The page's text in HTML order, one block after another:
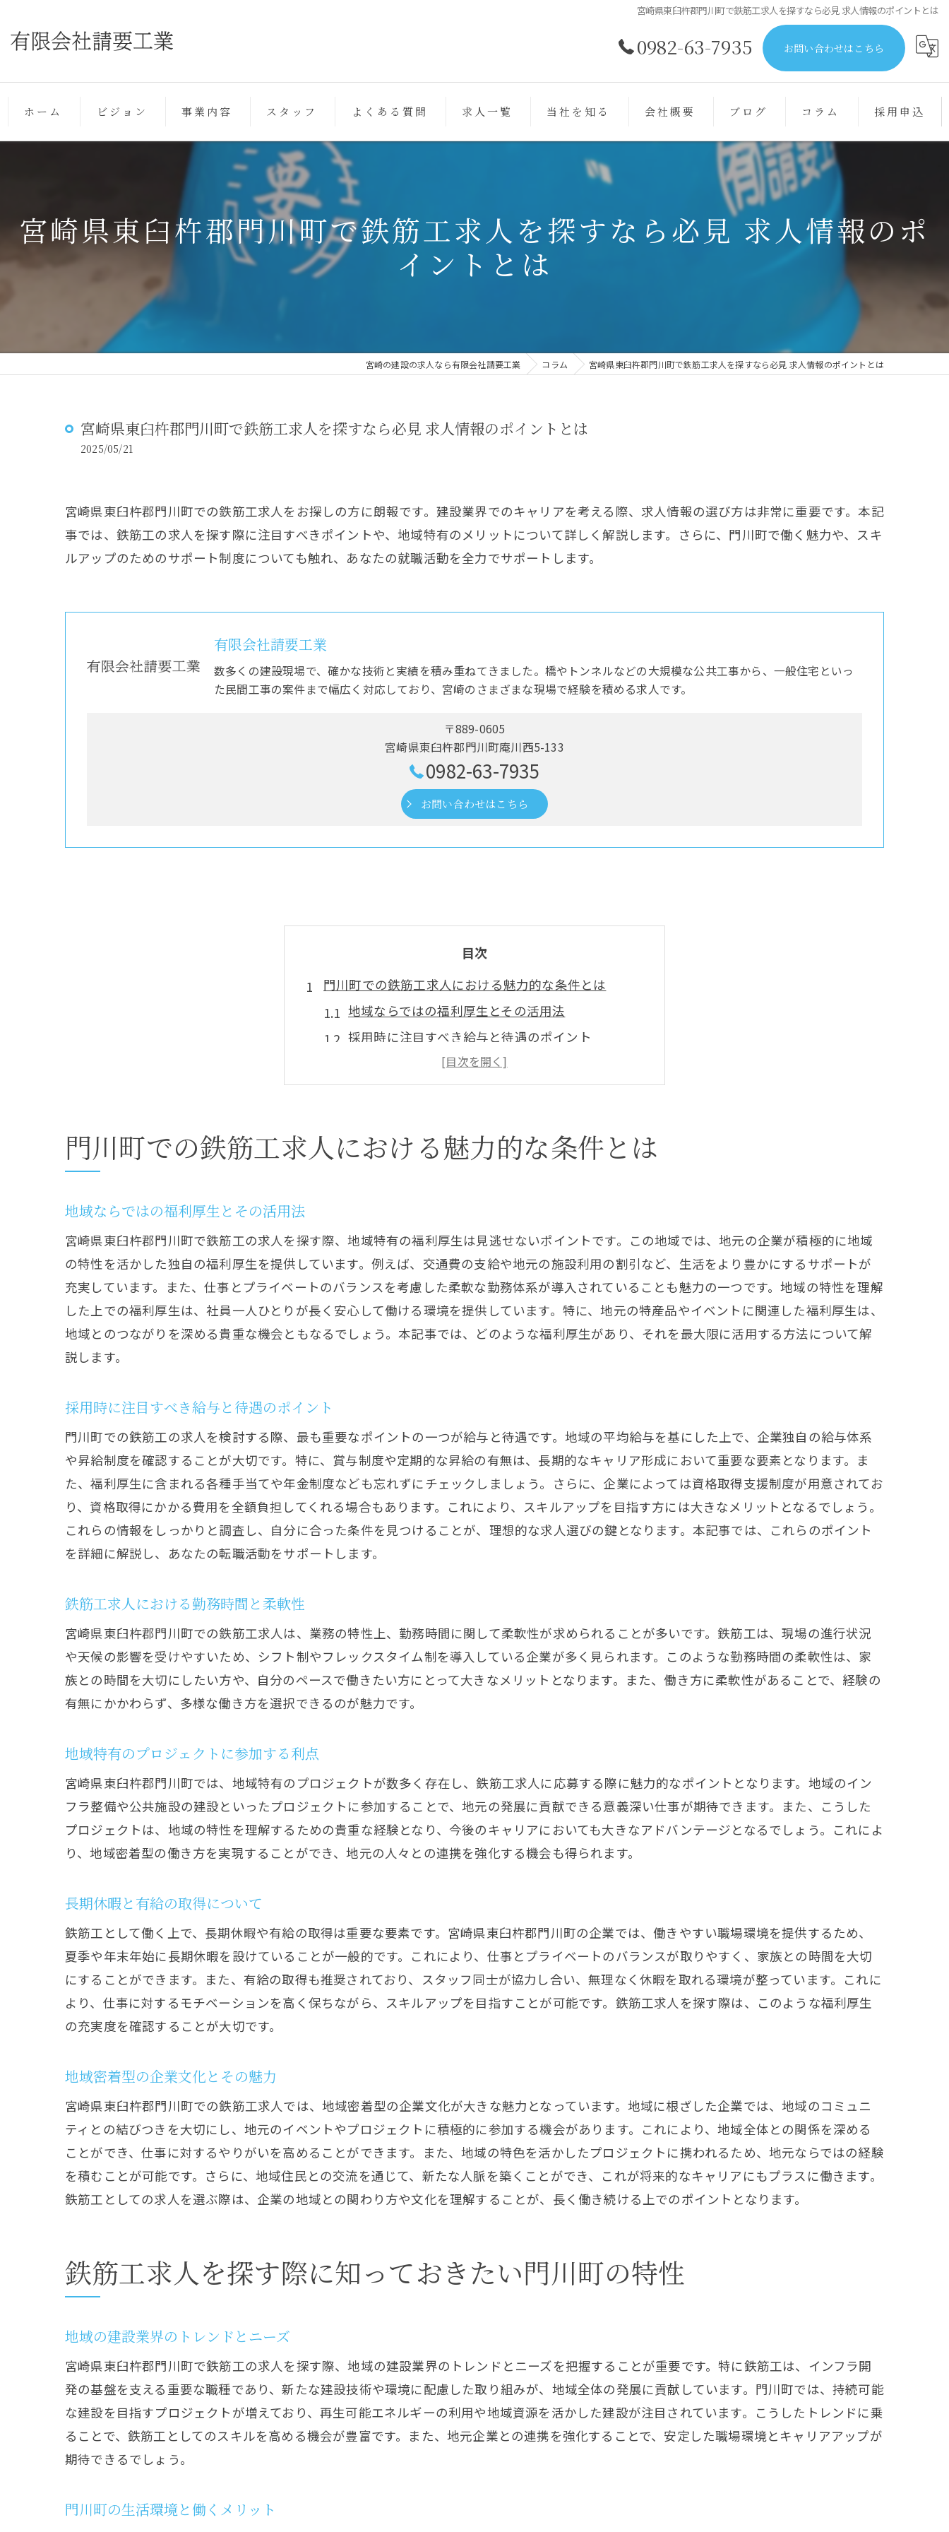
宮崎県東臼杵郡門川町で鉄筋工求人を探すなら必見 求人情報のポイントとは
0982-63-7935 お問い合わせはこちら
ホーム ビジョン 事業内容 スタッフ よくある質問 求人一覧 当社を知る
働きやすい
スキルアップ
会社概要 ブログ コラム 採用申込
宮崎県東臼杵郡門川町で鉄筋工求人を探すなら必見 求人情報のポ
イントとは
宮崎の建設の求人なら有限会社請要工業 コラム 宮崎県東臼杵郡門川町で鉄筋工求人を探すなら必見 求人情報のポイントとは
宮崎県東臼杵郡門川町で鉄筋工求人を探すなら必見 求人情報のポイントとは
2025/05/21
宮崎県東臼杵郡門川町での鉄筋工求人をお探しの方に朗報です。建設業界でのキャリアを考える際、求人情報の選び方は非常に重要です。本記
事では、鉄筋工の求人を探す際に注目すべきポイントや、地域特有のメリットについて詳しく解説します。さらに、門川町で働く魅力や、スキ
ルアップのためのサポート制度についても触れ、あなたの就職活動を全力でサポートします。
有限会社請要工業
数多くの建設現場で、確かな技術と実績を積み重ねてきました。橋やトンネルなどの大規模な公共工事から、一般住宅といっ
た民間工事の案件まで幅広く対応しており、宮崎のさまざまな現場で経験を積める求人です。
〒889-0605
宮崎県東臼杵郡門川町庵川西5-133
0982-63-7935
お問い合わせはこちら
目次
門川町での鉄筋工求人における魅力的な条件とは
地域ならではの福利厚生とその活用法
採用時に注目すべき給与と待遇のポイント
鉄筋工求人における勤務時間と柔軟性
地域特有のプロジェクトに参加する利点
地域密着型の企業文化とその魅力
地方でのキャリアアップの可能性
地元企業とのネットワーク強化の方法
地域資源を活かした働き方の提案
門川町特有のビジネス慣習の理解
地域での安定した雇用機会の確保
地元経済を支える鉄筋工の役割
県内企業との連携で得られる利点
地域社会への貢献意識とキャリアの形成
門川町での鉄筋工求人が提供するスキルアップの機会
地元企業が提供する研修プログラム
上級資格取得への道のりとサポート
地元の先輩職人から学ぶ利点
最新技術の導入と実践現場での応用
門川町での生活コストとその影響
長期的なキャリア形成に役立つ情報
地域の産業構造と安定性の評価
求人に含まれる福利厚生の詳細
スキルアップを支える企業の取り組み
親切な研修制度とその効果
長期雇用を目指す社員教育プログラム
地域密着で働くことの意義
鉄筋工としてのキャリアパスと地域のサポート
地域社会への貢献と働き甲斐
地域企業での安定した雇用環境
求人情報を活用して鉄筋工としてのキャリアを築く方法
求人情報の効果的な検索と利用法
地域でのキャリアアップを支えるリソース
効果的な自己PRと面接対策
門川町での転職活動のコツと成功例
門川町での鉄筋工求人における魅力的な条件とは
地域ならではの福利厚生とその活用法
宮崎県東臼杵郡門川町で鉄筋工の求人を探す際、地域特有の福利厚生は見逃せないポイントです。この地域では、地元の企業が積極的に地域
の特性を活かした独自の福利厚生を提供しています。例えば、交通費の支給や地元の施設利用の割引など、生活をより豊かにするサポートが
充実しています。また、仕事とプライベートのバランスを考慮した柔軟な勤務体系が導入されていることも魅力の一つです。地域の特性を理解
した上での福利厚生は、社員一人ひとりが長く安心して働ける環境を提供しています。特に、地元の特産品やイベントに関連した福利厚生は、
地域とのつながりを深める貴重な機会ともなるでしょう。本記事では、どのような福利厚生があり、それを最大限に活用する方法について解
説します。
採用時に注目すべき給与と待遇のポイント
門川町での鉄筋工の求人を検討する際、最も重要なポイントの一つが給与と待遇です。地域の平均給与を基にした上で、企業独自の給与体系
や昇給制度を確認することが大切です。特に、賞与制度や定期的な昇給の有無は、長期的なキャリア形成において重要な要素となります。ま
た、福利厚生に含まれる各種手当てや年金制度なども忘れずにチェックしましょう。さらに、企業によっては資格取得支援制度が用意されてお
り、資格取得にかかる費用を全額負担してくれる場合もあります。これにより、スキルアップを目指す方には大きなメリットとなるでしょう。
これらの情報をしっかりと調査し、自分に合った条件を見つけることが、理想的な求人選びの鍵となります。本記事では、これらのポイント
を詳細に解説し、あなたの転職活動をサポートします。
鉄筋工求人における勤務時間と柔軟性
宮崎県東臼杵郡門川町での鉄筋工求人は、業務の特性上、勤務時間に関して柔軟性が求められることが多いです。鉄筋工は、現場の進行状況
や天候の影響を受けやすいため、シフト制やフレックスタイム制を導入している企業が多く見られます。このような勤務時間の柔軟性は、家
族との時間を大切にしたい方や、自分のペースで働きたい方にとって大きなメリットとなります。また、働き方に柔軟性があることで、経験の
有無にかかわらず、多様な働き方を選択できるのが魅力です。
地域特有のプロジェクトに参加する利点
宮崎県東臼杵郡門川町では、地域特有のプロジェクトが数多く存在し、鉄筋工求人に応募する際に魅力的なポイントとなります。地域のイン
フラ整備や公共施設の建設といったプロジェクトに参加することで、地元の発展に貢献できる意義深い仕事が期待できます。また、こうした
プロジェクトは、地域の特性を理解するための貴重な経験となり、今後のキャリアにおいても大きなアドバンテージとなるでしょう。これによ
り、地域密着型の働き方を実現することができ、地元の人々との連携を強化する機会も得られます。
長期休暇と有給の取得について
鉄筋工として働く上で、長期休暇や有給の取得は重要な要素です。宮崎県東臼杵郡門川町の企業では、働きやすい職場環境を提供するため、
夏季や年末年始に長期休暇を設けていることが一般的です。これにより、仕事とプライベートのバランスが取りやすく、家族との時間を大切
にすることができます。また、有給の取得も推奨されており、スタッフ同士が協力し合い、無理なく休暇を取れる環境が整っています。これに
より、仕事に対するモチベーションを高く保ちながら、スキルアップを目指すことが可能です。鉄筋工求人を探す際は、このような福利厚生
の充実度を確認することが大切です。
地域密着型の企業文化とその魅力
宮崎県東臼杵郡門川町での鉄筋工求人では、地域密着型の企業文化が大きな魅力となっています。地域に根ざした企業では、地域のコミュニ
ティとの結びつきを大切にし、地元のイベントやプロジェクトに積極的に参加する機会があります。これにより、地域全体との関係を深める
ことができ、仕事に対するやりがいを高めることができます。また、地域の特色を活かしたプロジェクトに携われるため、地元ならではの経験
を積むことが可能です。さらに、地域住民との交流を通じて、新たな人脈を築くことができ、これが将来的なキャリアにもプラスに働きます。
鉄筋工としての求人を選ぶ際は、企業の地域との関わり方や文化を理解することが、長く働き続ける上でのポイントとなります。
鉄筋工求人を探す際に知っておきたい門川町の特性
地域の建設業界のトレンドとニーズ
宮崎県東臼杵郡門川町で鉄筋工の求人を探す際、地域の建設業界のトレンドとニーズを把握することが重要です。特に鉄筋工は、インフラ開
発の基盤を支える重要な職種であり、新たな建設技術や環境に配慮した取り組みが、地域全体の発展に貢献しています。門川町では、持続可能
な建設を目指すプロジェクトが増えており、再生可能エネルギーの利用や地域資源を活かした建設が注目されています。こうしたトレンドに乗
ることで、鉄筋工としてのスキルを高める機会が豊富です。また、地元企業との連携を強化することで、安定した職場環境とキャリアアップが
期待できるでしょう。
門川町の生活環境と働くメリット